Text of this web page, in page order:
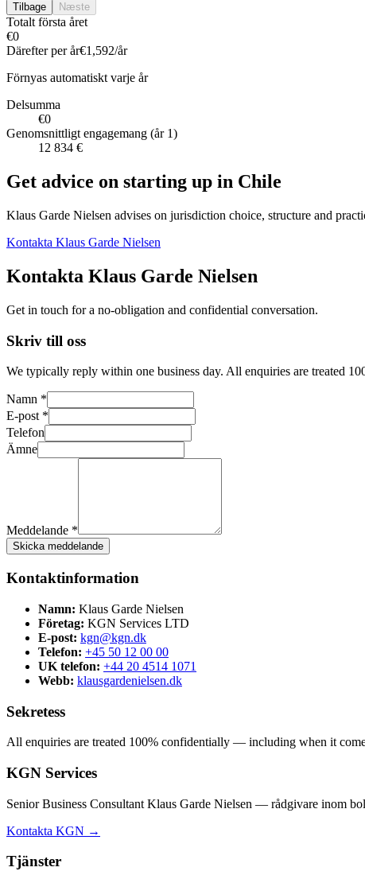
Tilbage
Næste
Totalt första året
€0
Därefter per år€1,592/år
Förnyas automatiskt varje år
Delsumma
€0
Genomsnittligt engagemang (år 1)
12 834 €
Get advice on starting up in Chile
Klaus Garde Nielsen advises on jurisdiction choice, structure and
Kontakta Klaus Garde Nielsen
Kontakta Klaus Garde Nielsen
Get in touch for a no-obligation and confidential conversation.
Skriv till oss
We typically reply within one business day. All enquiries are treated
Namn *
E-post *
Telefon
Ämne
Meddelande *
Skicka meddelande
Kontaktinformation
Namn: Klaus Garde Nielsen
Företag: KGN Services LTD
E-post: kgn@kgn.dk
Telefon: +45 50 12 00 00
UK telefon: +44 20 4514 1071
Webb: klausgardenielsen.dk
Sekretess
All enquiries are treated 100% confidentially — including when it
KGN Services
Senior Business Consultant Klaus Garde Nielsen — rådgivare inom
Kontakta KGN →
Tjänster